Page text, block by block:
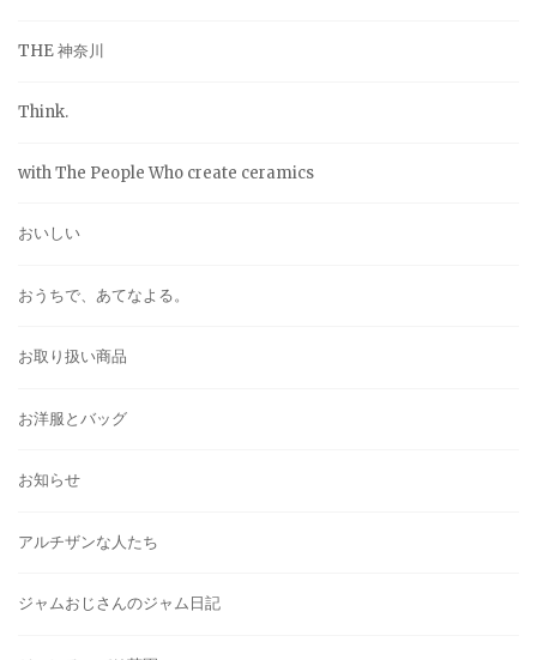
THE 神奈川
Think.
with The People Who create ceramics
おいしい
おうちで、あてなよる。
お取り扱い商品
お洋服とバッグ
お知らせ
アルチザンな人たち
ジャムおじさんのジャム日記